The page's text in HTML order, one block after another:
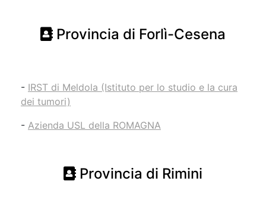
Provincia di Forlì-Cesena
- IRST di Meldola (Istituto per lo studio e la cura
dei tumori)
- Azienda USL della ROMAGNA
Provincia di Rimini